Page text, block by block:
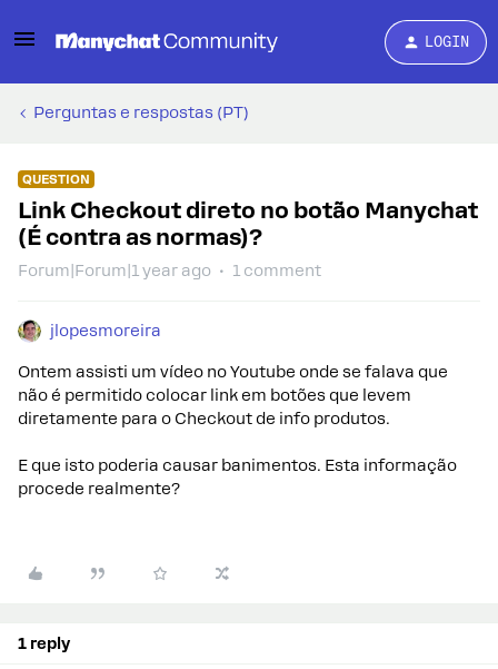
LOGIN
Perguntas e respostas (PT)
QUESTION
Link Checkout direto no botão Manychat
(É contra as normas)?
Forum|Forum|1 year ago 1 comment
jlopesmoreira
Ontem assisti um vídeo no Youtube onde se falava que
não é permitido colocar link em botões que levem
diretamente para o Checkout de info produtos.
E que isto poderia causar banimentos. Esta informação
procede realmente?
1 reply